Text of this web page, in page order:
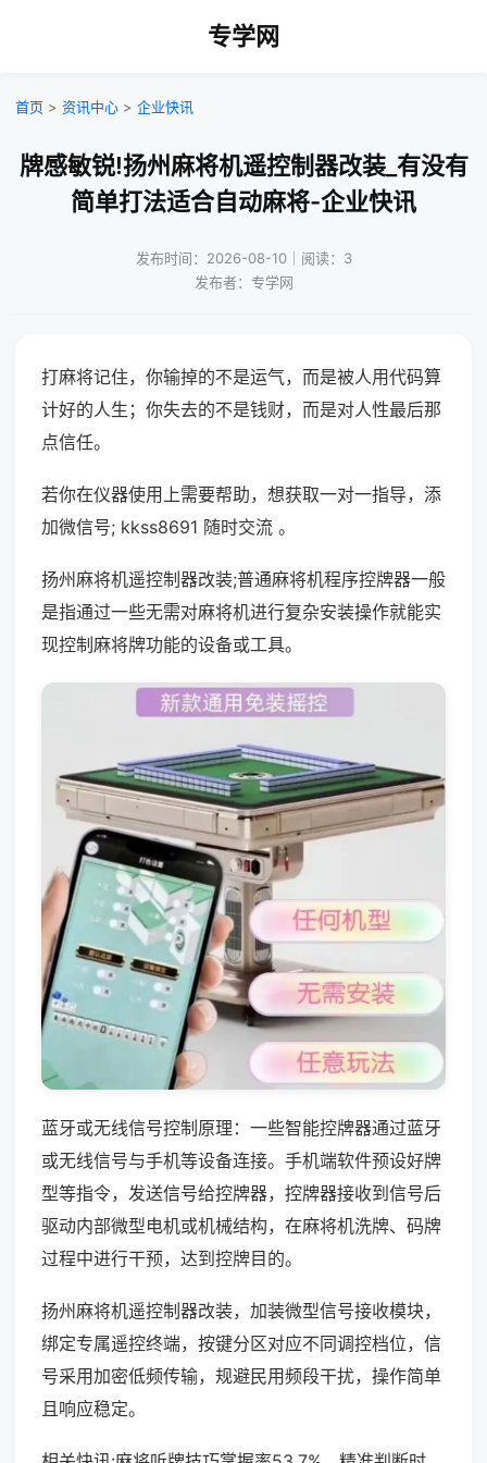
专学网
首页 > 资讯中心 > 企业快讯
牌感敏锐!扬州麻将机遥控制器改装_有没有
简单打法适合自动麻将-企业快讯
发布时间：2026-08-10｜阅读：3
发布者：专学网
打麻将记住，你输掉的不是运气，而是被人用代码算
计好的人生；你失去的不是钱财，而是对人性最后那
点信任。
若你在仪器使用上需要帮助，想获取一对一指导，添
加微信号; kkss8691 随时交流 。
扬州麻将机遥控制器改装;普通麻将机程序控牌器一般
是指通过一些无需对麻将机进行复杂安装操作就能实
现控制麻将牌功能的设备或工具。
蓝牙或无线信号控制原理：一些智能控牌器通过蓝牙
或无线信号与手机等设备连接。手机端软件预设好牌
型等指令，发送信号给控牌器，控牌器接收到信号后
驱动内部微型电机或机械结构，在麻将机洗牌、码牌
过程中进行干预，达到控牌目的。
扬州麻将机遥控制器改装，加装微型信号接收模块，
绑定专属遥控终端，按键分区对应不同调控档位，信
号采用加密低频传输，规避民用频段干扰，操作简单
且响应稳定。